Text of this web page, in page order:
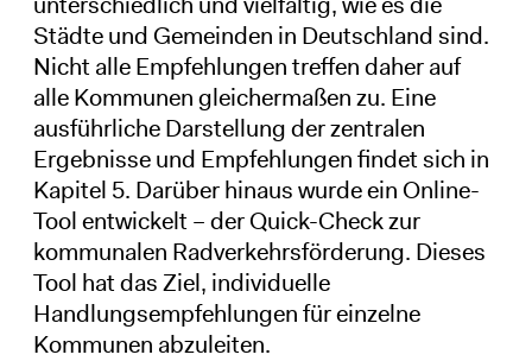
Städte und Gemeinden in Deutschland sind.
Nicht alle Empfehlungen treffen daher auf
alle Kommunen gleichermaßen zu. Eine
ausführliche Darstellung der zentralen
Ergebnisse und Empfehlungen findet sich in
Kapitel 5. Darüber hinaus wurde ein Online-
Tool entwickelt – der Quick-Check zur
kommunalen Radverkehrsförderung. Dieses
Tool hat das Ziel, individuelle
Handlungsempfehlungen für einzelne
Kommunen abzuleiten.